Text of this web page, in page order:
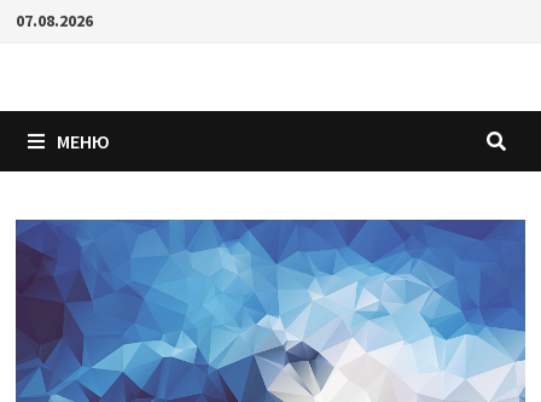
Перейти
07.08.2026
МЕНЮ